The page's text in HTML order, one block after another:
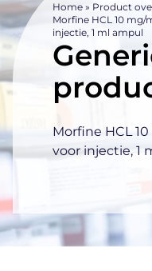
Home » Product
Morfine HCL 10
injectie, 1 ml ampul
Morfine HCL
voor injectie, 1